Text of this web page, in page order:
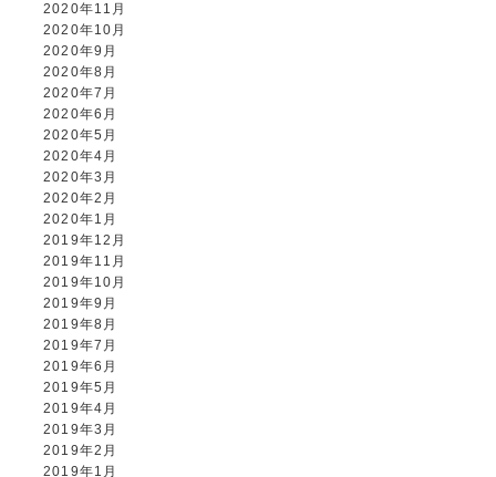
2020年11月
2020年10月
2020年9月
2020年8月
2020年7月
2020年6月
2020年5月
2020年4月
2020年3月
2020年2月
2020年1月
2019年12月
2019年11月
2019年10月
2019年9月
2019年8月
2019年7月
2019年6月
2019年5月
2019年4月
2019年3月
2019年2月
2019年1月